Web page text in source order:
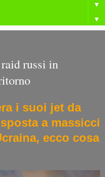
▼
▼
russi in
i suoi jet da
a massicci
ecco cosa